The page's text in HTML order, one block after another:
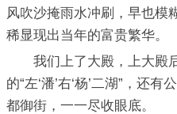
风吹沙掩雨水冲刷，早也模
稀显现出当年的富贵繁华。
我们上了大殿，上大殿
的“左‘潘’右‘杨’二湖”，还
都御街，一一尽收眼底。